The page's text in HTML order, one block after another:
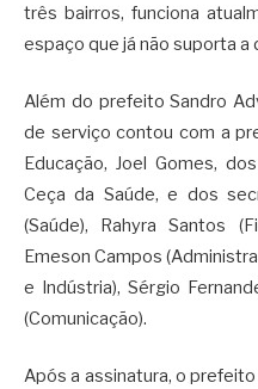
três bairros, funciona
espaço que já não suporta a
Além do prefeito Sandro
de serviço contou com a
Educação, Joel Gomes,
Ceça da Saúde, e dos
(Saúde), Rahyra Santos
Emeson Campos
e Indústria), Sérgio
(Comunicação).
Após a assinatura, o